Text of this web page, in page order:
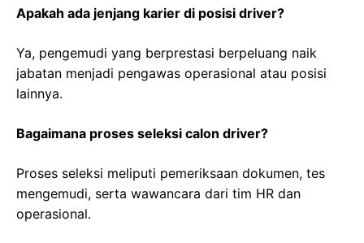
Apakah ada jenjang karier di posisi driver?
Ya, pengemudi yang berprestasi berpeluang naik
jabatan menjadi pengawas operasional atau posisi
lainnya.
Bagaimana proses seleksi calon driver?
Proses seleksi meliputi pemeriksaan dokumen, tes
mengemudi, serta wawancara dari tim HR dan
operasional.